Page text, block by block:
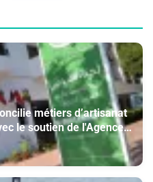
métiers d’artisanat
le soutien de l'Agence